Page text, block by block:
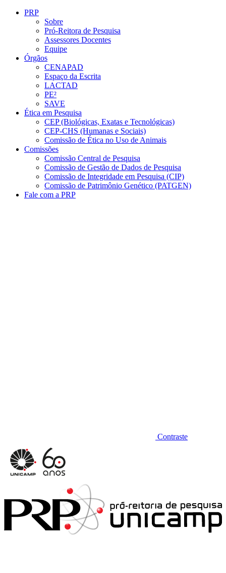
Conteúdo principal
PRP
Sobre
Pró-Reitora de Pesquisa
Assessores Docentes
Equipe
Órgãos
CENAPAD
Espaço da Escrita
LACTAD
PE²
SAVE
Ética em Pesquisa
CEP (Biológicas, Exatas e Tecnológicas)
CEP-CHS (Humanas e Sociais)
Comissão de Ética no Uso de Animais
Comissões
Comissão Central de Pesquisa
Comissão de Gestão de Dados de Pesquisa
Comissão de Integridade em Pesquisa (CIP)
Comissão de Patrimônio Genético (PATGEN)
Fale com a PRP
Contraste